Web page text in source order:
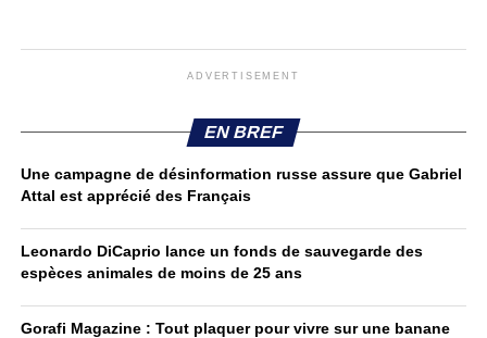
ADVERTISEMENT
EN BREF
Une campagne de désinformation russe assure que Gabriel
Attal est apprécié des Français
Leonardo DiCaprio lance un fonds de sauvegarde des
espèces animales de moins de 25 ans
Gorafi Magazine : Tout plaquer pour vivre sur une banane